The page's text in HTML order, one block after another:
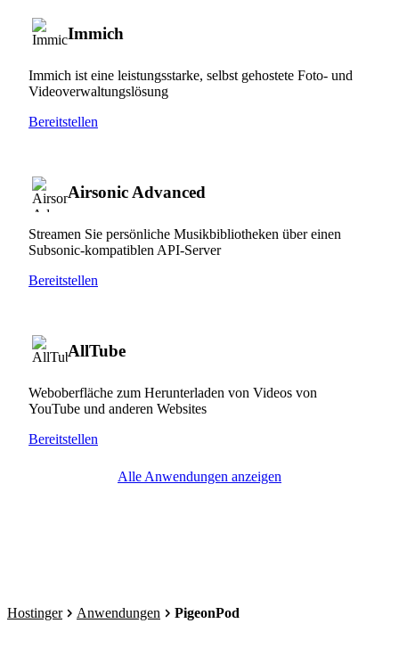
Immich
Immich ist eine leistungsstarke, selbst gehostete Foto- und
Videoverwaltungslösung
Bereitstellen
Airsonic Advanced
Streamen Sie persönliche Musikbibliotheken über einen
Subsonic-kompatiblen API-Server
Bereitstellen
AllTube
Weboberfläche zum Herunterladen von Videos von
YouTube und anderen Websites
Bereitstellen
Alle Anwendungen anzeigen
Hostinger Anwendungen PigeonPod